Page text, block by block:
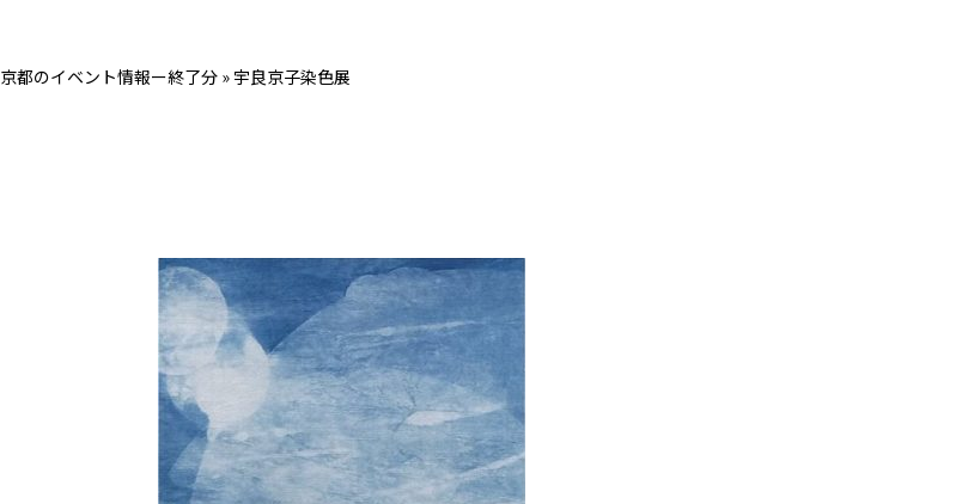
京都のイベント情報ー終了分 » 宇良京子染色展